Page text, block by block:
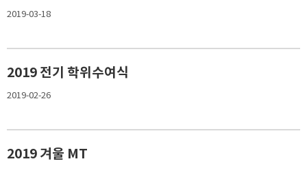
2019-03-18
2019 전기 학위수여식
2019-02-26
2019 겨울 MT